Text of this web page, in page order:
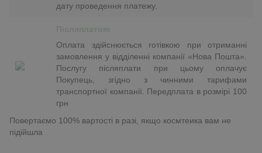
дату проведення платежу.
Оплата здійснюється готівкою при отриманні
замовлення у відділенні компанії «Нова Пошта».
Послугу післяплати при цьому оплачує
Покупець, згідно з чинними тарифами
транспортної компанії. Передплата в розмірі 100
грн
Повертаємо 100% вартості в разі, якщо космтеика вам не
підійшла